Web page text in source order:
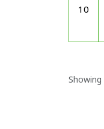
10
Showing